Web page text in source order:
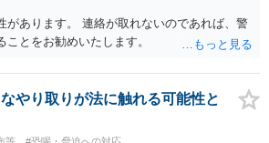
があります。 連絡が取れないのであれば、警
とをお勧めいたします。
やり取りが法に触れる可能性と
等
#恐喝・脅迫への対応